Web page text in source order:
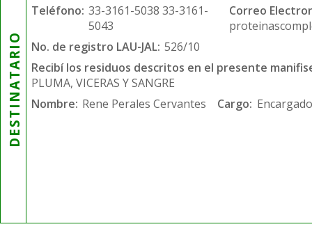
DESTINATARIO
Teléfono: 33-3161-5038 33-3161-
5043
Correo
No. de registro LAU-JAL: 526/10
Recibí los residuos descritos en el presente
PLUMA, VICERAS Y SANGRE
Nombre: Rene Perales Cervantes Cargo: